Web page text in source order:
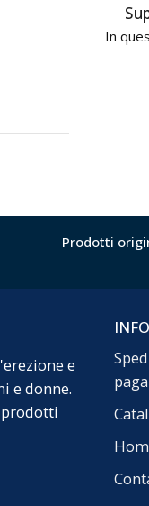
In
Prodotti
e
e donne.